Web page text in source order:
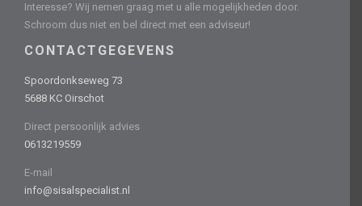
Interesse? Wij nemen graag met u alle mogelijkheden door.
Schroom dus niet en bel direct met een adviseur!
CONTACTGEGEVENS
Spoordonkseweg 73
5688 KC Oirschot
Direct persoonlijk advies
0613219559
E-mail
info@sisalspecialist.nl